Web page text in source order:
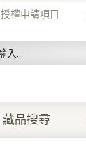
授權申請項目
藏品搜尋